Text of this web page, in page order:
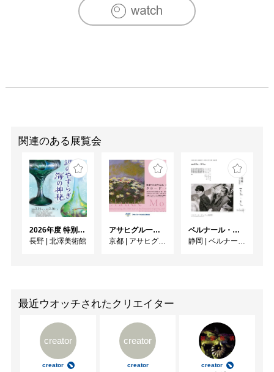
関連のある展覧会
2026年度 特別展「ガレとドーム、アール･ヌーヴォーのガラス 水辺のやすらぎ、海の神秘」
長野 | 北澤美術館
アサヒグループ大山崎山荘美術館 開館30周年記念展「没後100年 クロード・モネ」
京都 | アサヒグループ大山崎山荘美術館
ベルナール・ビュフェと写真 ーカメラがとらえたビュフェとその時代、そして21 世紀へ
静岡 | ベルナール・ビュフェ美術館
最近ウオッチされたクリエイター
creator
creator
creator
creator creator